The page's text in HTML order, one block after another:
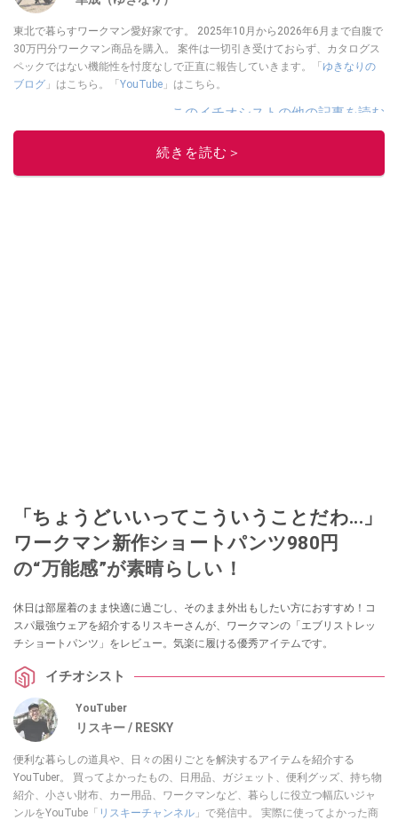
東北で暮らすワークマン愛好家です。 2025年10月から2026年6月まで自腹で
30万円分ワークマン商品を購入。 案件は一切引き受けておらず、カタログス
ペックではない機能性を忖度なしで正直に報告していきます。「ゆきなりの
ブログ 」はこちら。「YouTube 」はこちら。
このイチオシストの他の記事を読む
続きを読む＞
「ちょうどいいってこういうことだわ...」
ワークマン新作ショートパンツ980円
の“万能感”が素晴らしい！
休日は部屋着のまま快適に過ごし、そのまま外出もしたい方におすすめ！コ
スパ最強ウェアを紹介するリスキーさんが、ワークマンの「エブリストレッ
チショートパンツ」をレビュー。気楽に履ける優秀アイテムです。
イチオシスト
YouTuber
リスキー / RESKY
便利な暮らしの道具や、日々の困りごとを解決するアイテムを紹介する
YouTuber。 買ってよかったもの、日用品、ガジェット、便利グッズ、持ち物
紹介、小さい財布、カー用品、ワークマンなど、暮らしに役立つ幅広いジャ
ンルをYouTube「 リスキーチャンネル 」で発信中。 実際に使ってよかった商